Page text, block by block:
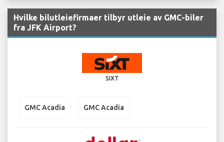
Hvilke bilutleiefirmaer tilbyr utleie av GMC-biler
fra JFK Airport?
SIXT
GMC Acadia GMC Acadia